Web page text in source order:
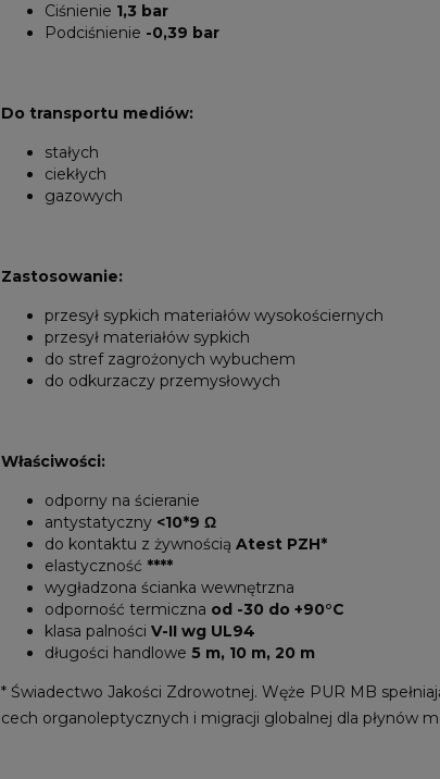
Ciśnienie 1,3 bar
Podciśnienie -0,39 bar
Do transportu mediów:
stałych
ciekłych
gazowych
Zastosowanie:
przesył sypkich materiałów wysokościernych
przesył materiałów sypkich
do stref zagrożonych wybuchem
do odkurzaczy przemysłowych
Właściwości:
odporny na ścieranie
antystatyczny <10*9 Ω
do kontaktu z żywnością Atest PZH*
elastyczność ****
wygładzona ścianka wewnętrzna
odporność termiczna od -30 do +90°C
klasa palności V-II wg UL94
długości handlowe 5 m, 10 m, 20 m
* Świadectwo Jakości Zdrowotnej. Węże PUR MB
cech organoleptycznych i migracji globalnej dla płynów